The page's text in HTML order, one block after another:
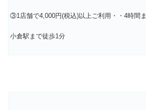
③1店舗で4,000円(税込)以上ご利用・・4時間
小倉駅まで徒歩1分